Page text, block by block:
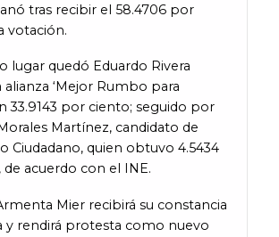
tras recibir el 58.4706 por
votación.
lugar quedó Eduardo Rivera
alianza ‘Mejor Rumbo para
33.9143 por ciento; seguido por
Martínez, candidato de
Ciudadano, quien obtuvo 4.5434
acuerdo con el INE.
Mier recibirá su constancia
y rendirá protesta como nuevo